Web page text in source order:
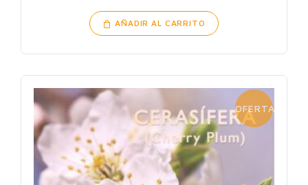
AÑADIR AL CARRITO
OFERTA!